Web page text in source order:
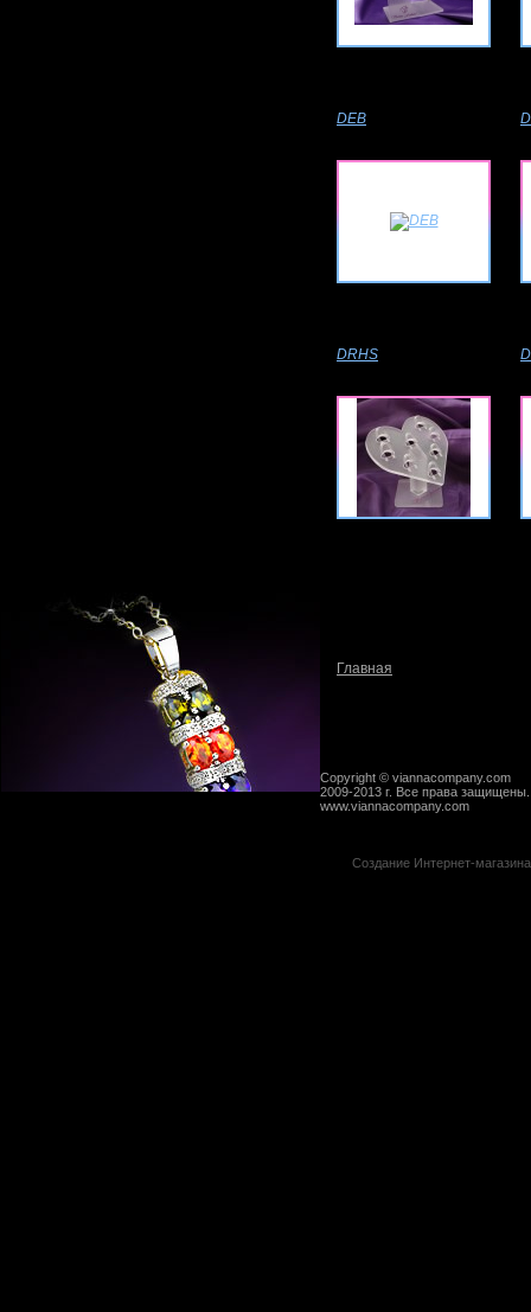
DEB
DRHS
Главная
Copyright © viannacompany.com
2009-2013 г. Все права защищены.
www.viannacompany.com
Создание Интернет-